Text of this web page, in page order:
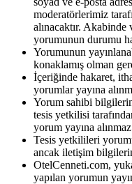
moderatörlerimiz
alınacaktır.
yorumunun durumu
Yorumunun
konaklamış olman
İçeriğinde hakaret,
yorumlar yayına
Yorum sahibi
tesis yetkilisi
yorum yayına
Tesis yetkilileri
ancak iletişim
OtelCenneti.com,
yapılan yorumun